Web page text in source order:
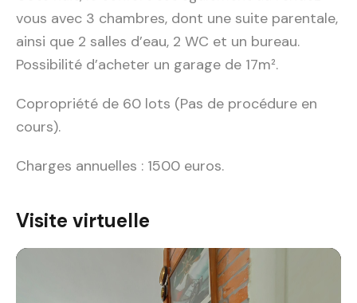
vous avec 3 chambres, dont une suite parentale,
ainsi que 2 salles d’eau, 2 WC et un bureau.
Possibilité d’acheter un garage de 17m².
Copropriété de 60 lots (Pas de procédure en
cours).
Charges annuelles : 1500 euros.
Visite virtuelle